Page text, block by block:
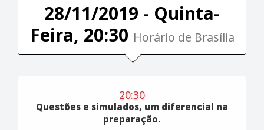
28/11/2019 - Quinta-
Feira, 20:30 Horário de Brasília
20:30
Questões e simulados, um diferencial na
preparação.